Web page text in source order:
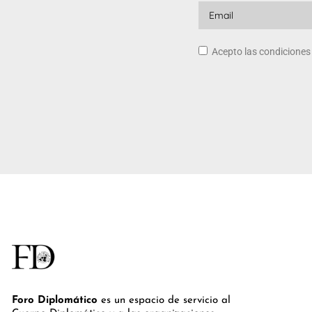
Acepto las
Foro Diplomático es un espacio de servicio al